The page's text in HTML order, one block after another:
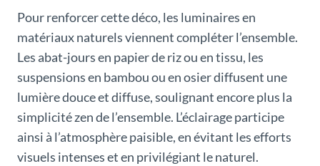
Pour renforcer cette déco, les luminaires en
matériaux naturels viennent compléter l’ensemble.
Les abat-jours en papier de riz ou en tissu, les
suspensions en bambou ou en osier diffusent une
lumière douce et diffuse, soulignant encore plus la
simplicité zen de l’ensemble. L’éclairage participe
ainsi à l’atmosphère paisible, en évitant les efforts
visuels intenses et en privilégiant le naturel.